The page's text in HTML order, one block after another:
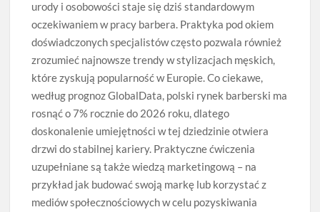
urody i osobowości staje się dziś standardowym
oczekiwaniem w pracy barbera. Praktyka pod okiem
doświadczonych specjalistów często pozwala również
zrozumieć najnowsze trendy w stylizacjach męskich,
które zyskują popularność w Europie. Co ciekawe,
według prognoz GlobalData, polski rynek barberski ma
rosnąć o 7% rocznie do 2026 roku, dlatego
doskonalenie umiejętności w tej dziedzinie otwiera
drzwi do stabilnej kariery. Praktyczne ćwiczenia
uzupełniane są także wiedzą marketingową – na
przykład jak budować swoją markę lub korzystać z
mediów społecznościowych w celu pozyskiwania